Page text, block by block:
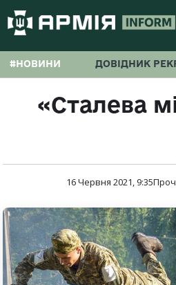
#НОВИНИ ДОВІДНИК
«Сталева
16 Червня 2021, 9:35